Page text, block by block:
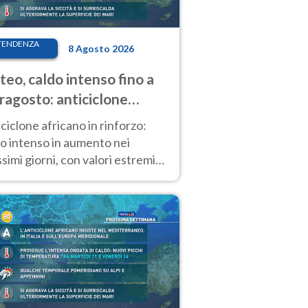
8 Agosto 2026
caldo intenso fino a
anticiclone
ancora
africano in rinforzo:
intenso in aumento nei
giorni, con valori estremi